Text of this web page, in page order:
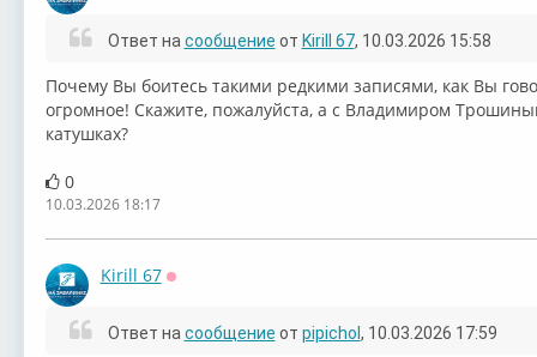
Ответ на сообщение от Kirill 67, 10.03.2026 15:58
Почему Вы боитесь такими редкими записями, как Вы
огромное! Скажите, пожалуйста, а с Владимиром
катушках?
0
10.03.2026 18:17
Kirill 67
Ответ на сообщение от pipichol , 10.03.2026 17:59